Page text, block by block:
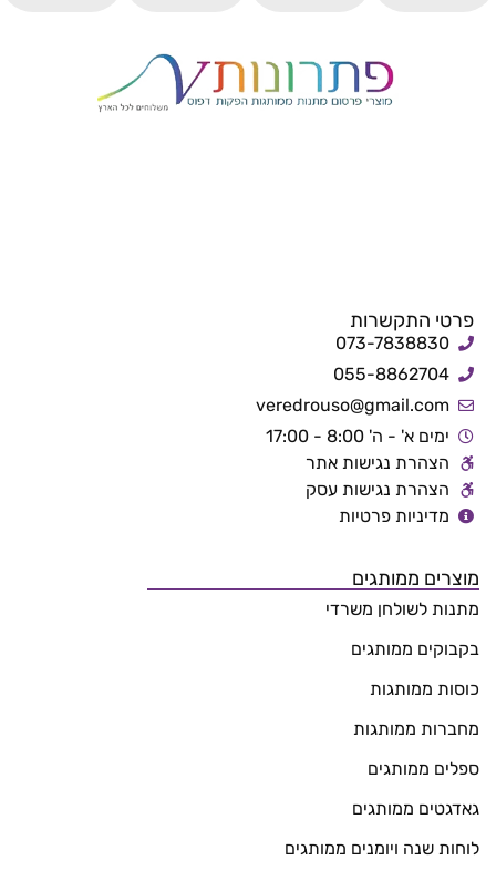
מוצרים ממותגים
מתנות לשולחן משרדי
בקבוקים ממותגים
כוסות ממותגות
מחברות ממותגות
ספלים ממותגים
גאדגטים ממותגים
לוחות שנה ויומנים ממותגים
פרטי התקשרות
073-7838830
055-8862704
veredrouso@gmail.com
ימים א' - ה' 8:00 - 17:00
הצהרת נגישות אתר
הצהרת נגישות עסק
מדיניות פרטיות